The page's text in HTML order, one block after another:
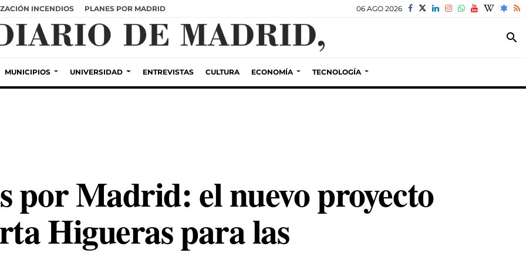
INCENDIOS PLANES POR MADRID 06 AGO 2026
search
MUNICIPIOS UNIVERSIDAD ENTREVISTAS CULTURA ECONOMÍA TECNOLOGÍA
por Madrid: el nuevo proyecto
Higueras para las